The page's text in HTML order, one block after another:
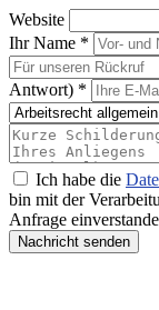
Website
Ihr Name *
Antwort) *
Ich habe die
bin mit der
Anfrage
Nachricht senden